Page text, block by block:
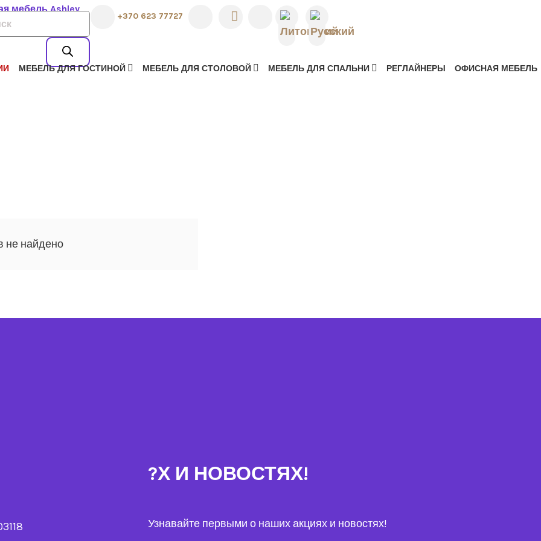
КОРОЛЕВСКАЯ МЕБЕЛЬ |
АМЕРИКАНСКАЯ МЕБЕЛЬ
ASHLEY
+370 623 77727
МЕБЕЛЬ ДЛЯ ГОСТИНОЙ МЕБЕЛЬ ДЛЯ СТОЛОВОЙ МЕБЕЛЬ ДЛЯ СПАЛЬНИ РЕГЛАЙНЕРЫ ОФИСНАЯ МЕБЕЛЬ
не найдено
?Х И НОВОСТЯХ!
Узнавайте первыми о наших акциях и новостях!